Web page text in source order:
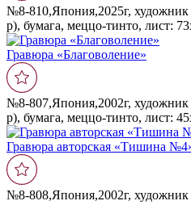
№8-810,Япония,2025г,
р), бумага, меццо-тинто, лист:
Гравюра «Благоволение»
№8-807,Япония,2002г,
р), бумага, меццо-тинто, лист:
Гравюра авторская «Тишина
№8-808,Япония,2002г,